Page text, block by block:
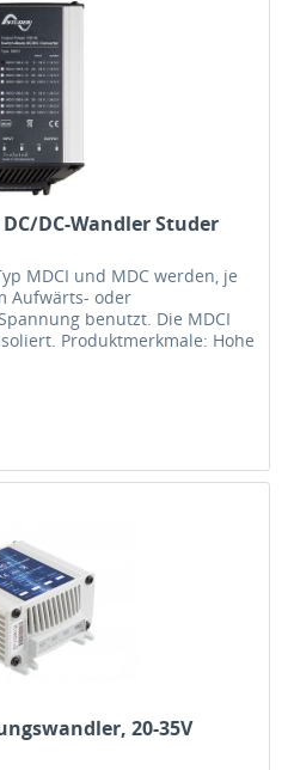
DC/DC-Wandler Studer
MDCI und MDC werden, je
Aufwärts- oder
benutzt. Die MDCI
Produktmerkmale: Hohe
20-35V